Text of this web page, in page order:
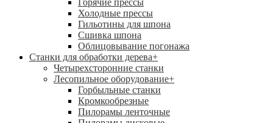
Горячие прессы
Холодные прессы
Гильотины для шпона
Сшивка шпона
Облицовывание погонажа
Станки для обработки дерева+
Четырехсторонние станки
Лесопильное оборудование+
Горбыльные станки
Кромкообрезные
Пилорамы ленточные